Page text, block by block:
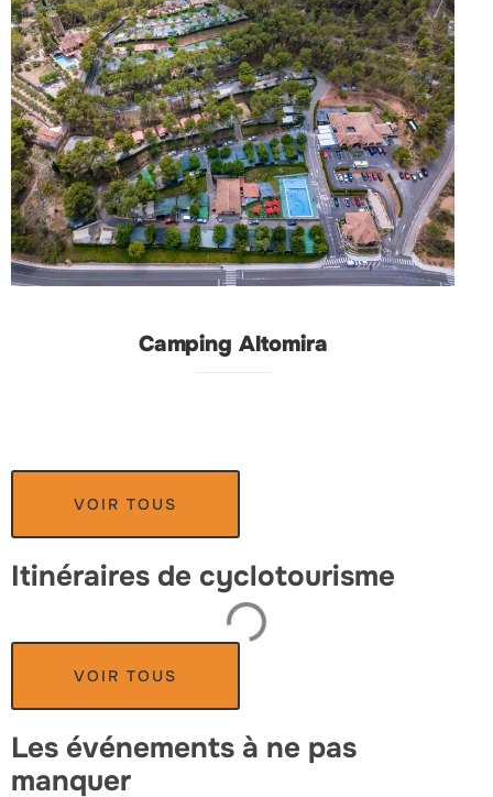
Camping Altomira
VOIR TOUS
Itinéraires de cyclotourisme
VOIR TOUS
Les événements à ne pas
manquer